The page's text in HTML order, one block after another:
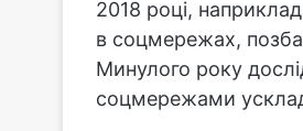
2018 році,
в соцмережах,
Минулого року
соцмережами